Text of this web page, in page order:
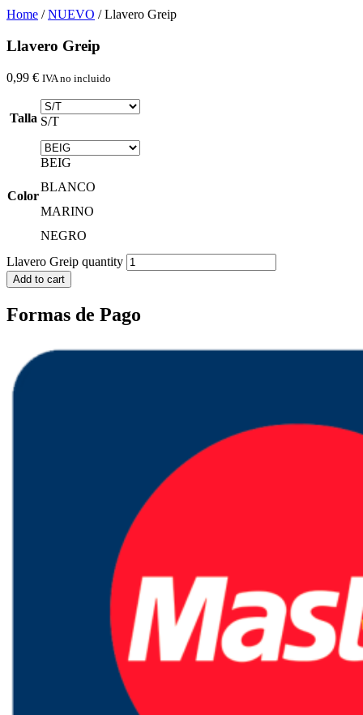
Home /NUEVO / Llavero Greip
Llavero Greip
0,99 € IVA no incluido
Talla S/T
Color
BEIG
BLANCO
MARINO
NEGRO
Llavero Greip quantity
Add to cart
Formas de Pago